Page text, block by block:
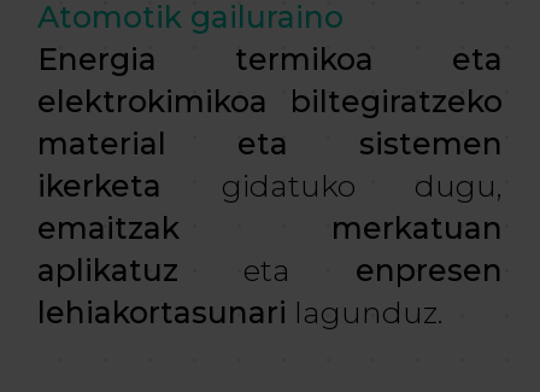
Atomotik gailuraino
Energia termikoa eta
elektrokimikoa biltegiratzeko
material eta sistemen
ikerketa gidatuko dugu,
emaitzak merkatuan
aplikatuz eta enpresen
lehiakortasunari lagunduz.